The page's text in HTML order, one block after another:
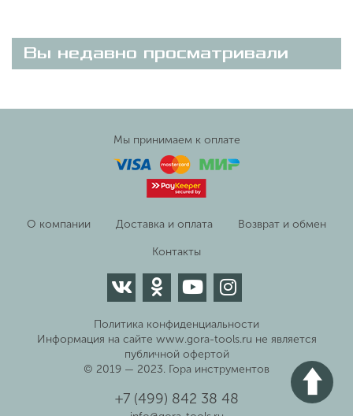
Вы недавно просматривали
Мы принимаем к оплате
О компании Доставка и оплата Возврат и обмен
Контакты
Политика конфиденциальности
Информация на сайте www.gora-tools.ru не является
публичной офертой
© 2019 — 2023. Гора инструментов
+7 (499) 842 38 48